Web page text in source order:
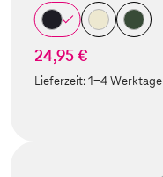
24,95 €
Lieferzeit:1-4 Werktage